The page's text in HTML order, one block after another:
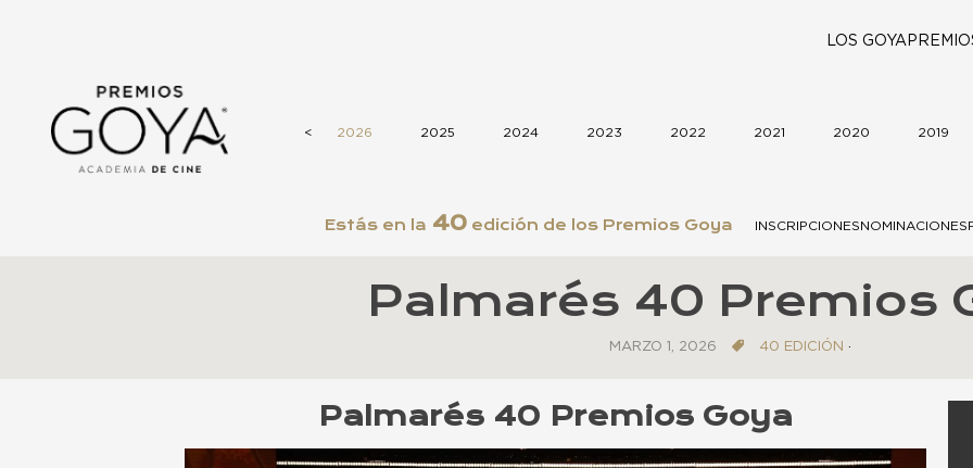
LOS GOYA
< 2026 2025 2024 2023 2022 2021 2020 2019
Estás en la 40 edición de los Premios Goya INSCRIPCIONESNOMINACIONES
Palmarés 40 Premios
MARZO 1, 2026 40 EDICIÓN ·
Palmarés 40 Premios Goya